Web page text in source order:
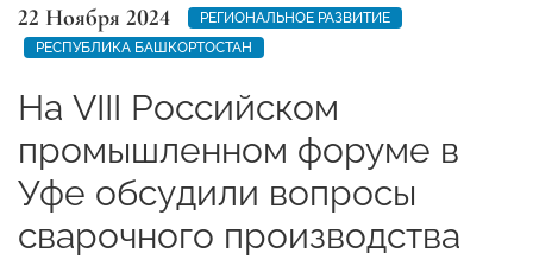
22 Ноября 2024
РЕГИОНАЛЬНОЕ РАЗВИТИЕ
РЕСПУБЛИКА БАШКОРТОСТАН
На VIII Российском
промышленном форуме в
Уфе обсудили вопросы
сварочного производства